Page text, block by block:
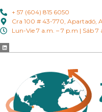
+ 57 (604) 815 6050
Cra 100 # 43-770, Apartadó,
Lun-Vie 7 a.m. – 7 p.m | Sáb 7